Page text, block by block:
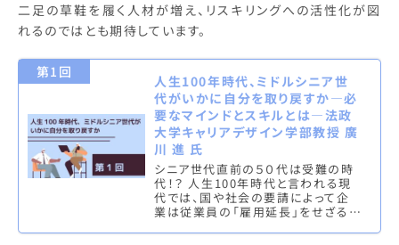
二足の草鞋を履く人材が増え、リスキリングへの活性化が図
れるのではとも期待しています。
第1回
人生100年時代、ミドルシニア世
代がいかに自分を取り戻すか—必
要なマインドとスキルとは—法政
大学キャリアデザイン学部教授 廣
川 進 氏
シニア世代直前の５０代は受難の時
代！？ 人生100年時代と言われる現
代では、国や社会の要請によって企
業は従業員の「雇用延長」をせざるを